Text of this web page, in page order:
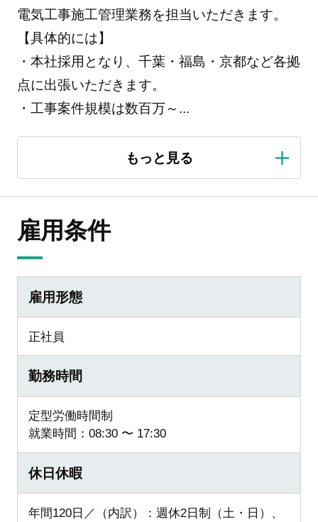
電気工事施工管理業務を担当いただきます。
【具体的には】
・本社採用となり、千葉・福島・京都など各拠
点に出張いただきます。
・工事案件規模は数百万～ ...
雇用条件
雇用形態
正社員
勤務時間
定型労働時間制
就業時間：08:30 〜 17:30
休日休暇
年間120日／（内訳）：週休2日制（土・日）、